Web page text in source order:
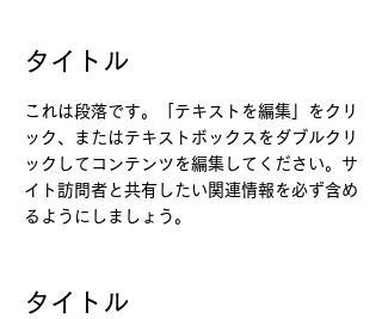
タイトル
これは段落です。「テキストを編集」をクリ
ック、またはテキストボックスをダブルクリ
ックしてコンテンツを編集してください。サ
イト訪問者と共有したい関連情報を必ず含め
るようにしましょう。
タイトル